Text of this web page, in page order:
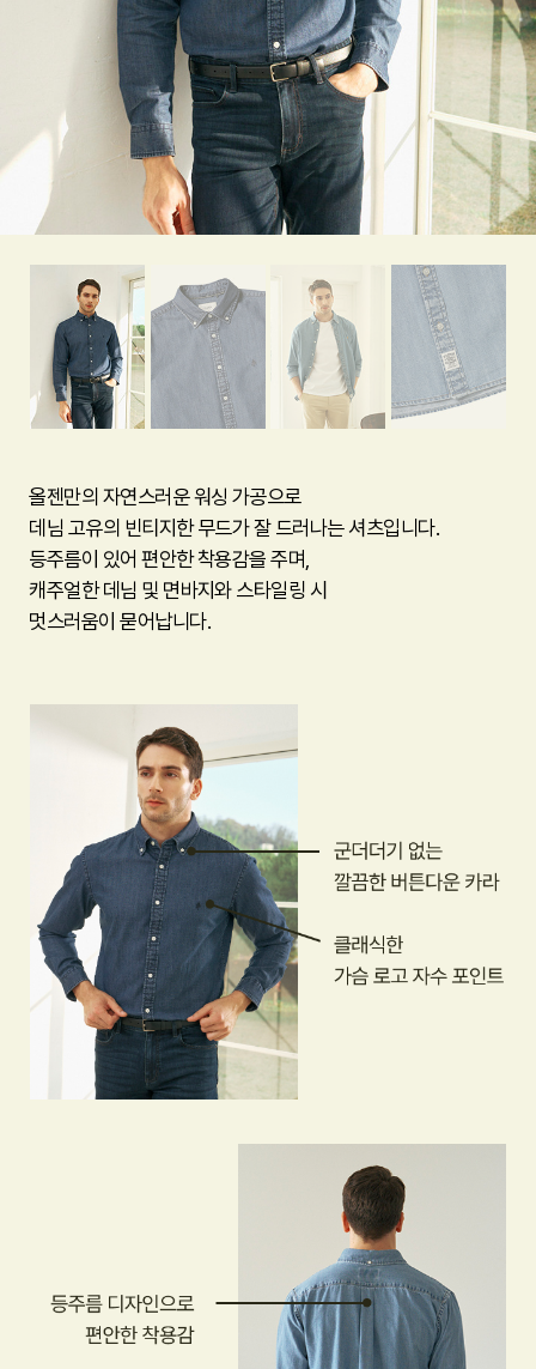
올젠만의 자연스러운 워싱 가공으로
데님 고유의 빈티지한 무드가 잘 드러나는 셔츠입니다.
등주름이 있어 편안한 착용감을 주며,
캐주얼한 데님 및 면바지와 스타일링 시
멋스러움이 묻어납니다.